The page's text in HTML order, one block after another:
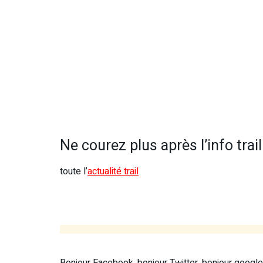
Ne courez plus après l’info
toute l’actualité trail